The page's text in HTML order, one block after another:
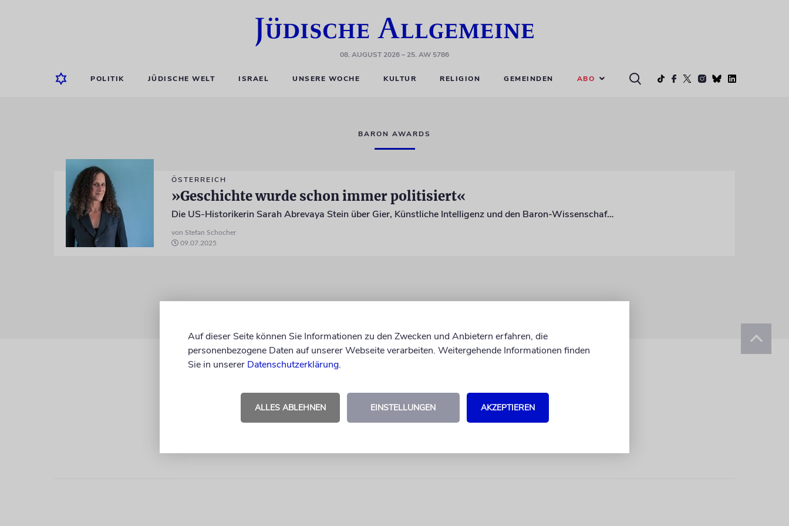
08. AUGUST 2026– 25. AW 5786
POLITIK JÜDISCHE WELT ISRAEL UNSERE WOCHE KULTUR RELIGION GEMEINDEN ABO
BARON AWARDS
ÖSTERREICH
»Geschichte wurde schon immer politisiert«
Die US-Historikerin Sarah Abrevaya Stein über Gier, Künstliche Intelligenz und den Baron-Wissenschaftspreis
von Stefan Schocher
09.07.2025
Auf dieser Seite können Sie Informationen zu den Zwecken und Anbietern erfahren, die
personenbezogene Daten auf unserer Webseite verarbeiten. Weitergehende Informationen finden
Sie in unserer Datenschutzerklärung.
ALLES ABLEHNEN EINSTELLUNGEN AKZEPTIEREN